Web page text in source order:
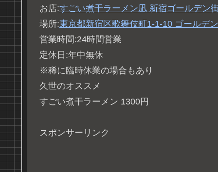
お店:すごい煮干ラーメン凪 新宿ゴールデン
場所:東京都新宿区歌舞伎町1-1-10 ゴールデ
営業時間:24時間営業
定休日:年中無休
※稀に臨時休業の場合もあり
久世のオススメ
すごい煮干ラーメン 1300円
スポンサーリンク